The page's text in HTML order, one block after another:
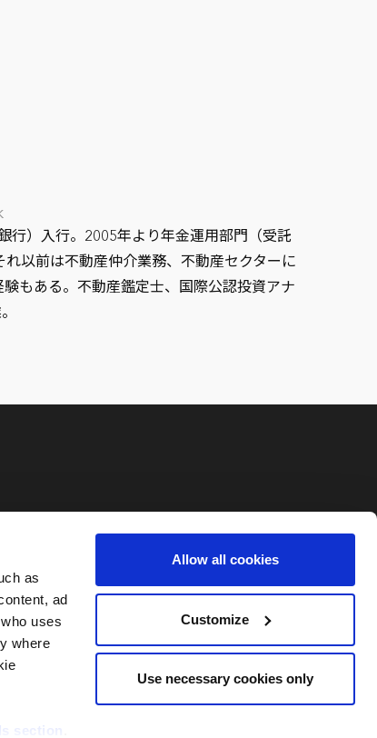
as
ad
uses
where
section
Allow all cookies
Customize
Use necessary cookies only
行）入行。2005年より年金運用部門（受託
以前は不動産仲介業務、不動産セクターに
もある。不動産鑑定士、国際公認投資アナ